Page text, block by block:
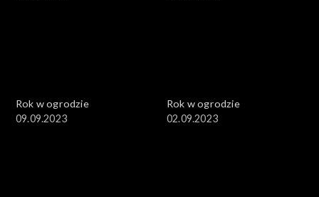
Rok w ogrodzie
09.09.2023
Rok w ogrodzie
02.09.2023